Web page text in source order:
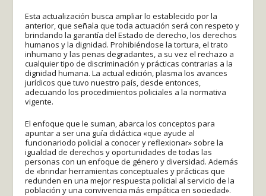
Esta actualización busca ampliar lo establecido por la
anterior, que señala que toda actuación será con respeto y
brindando la garantía del Estado de derecho, los derechos
humanos y la dignidad. Prohibiéndose la tortura, el trato
inhumano y las penas degradantes, a su vez el rechazo a
cualquier tipo de discriminación y prácticas contrarias a la
dignidad humana. La actual edición, plasma los avances
jurídicos que tuvo nuestro país, desde entonces,
adecuando los procedimientos policiales a la normativa
vigente.
El enfoque que le suman, abarca los conceptos para
apuntar a ser una guía didáctica «que ayude al
funcionariodo policial a conocer y reflexionar» sobre la
igualdad de derechos y oportunidades de todas las
personas con un enfoque de género y diversidad. Además
de «brindar herramientas conceptuales y prácticas que
redunden en una mejor respuesta policial al servicio de la
población y una convivencia más empática en sociedad».